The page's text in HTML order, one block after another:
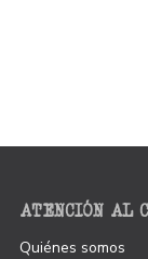
ATENCIÓN AL
Quiénes somos